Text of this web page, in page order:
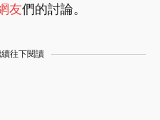
友們的討論。
往下閱讀